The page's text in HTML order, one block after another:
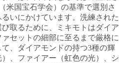
米国宝石学会）の基準で選別さ
いにかけています。洗練された
取るために、ミキモトはダイア
セットの細部に至るまで厳格に
、ダイアモンドの持つ3種の輝
、ファイアー（虹色の光）、シ